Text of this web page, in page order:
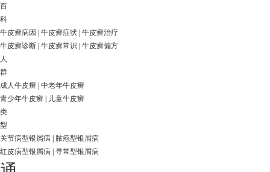
百
科
牛皮癣病因
牛皮癣症状 牛皮癣治疗
牛皮癣诊断 牛皮癣常识
牛皮癣偏方
人
群
成人牛皮癣 中老年牛皮癣
青少年牛皮癣
儿童牛皮癣
类
型
关节病型银屑病
脓疱型银屑病
红皮病型银屑病 寻常型银屑病